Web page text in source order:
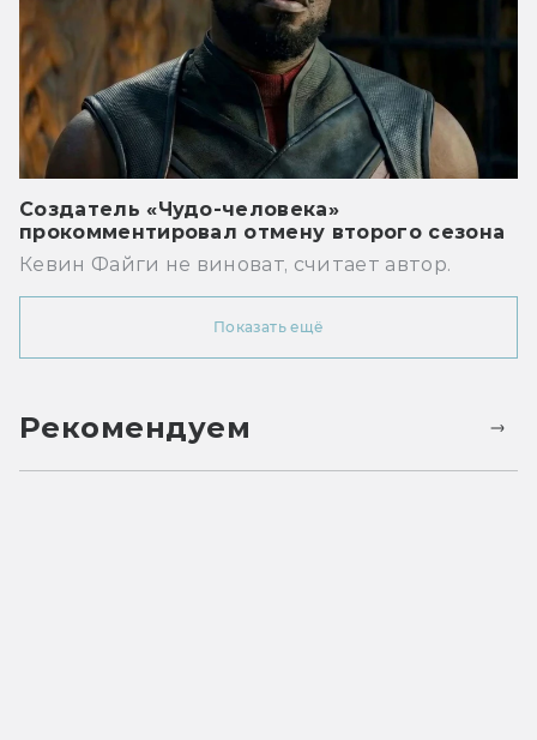
Создатель «Чудо-человека»
прокомментировал отмену второго сезона
Кевин Файги не виноват, считает автор.
Показать ещё
Рекомендуем